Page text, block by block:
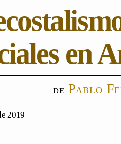
en
Pablo
2019